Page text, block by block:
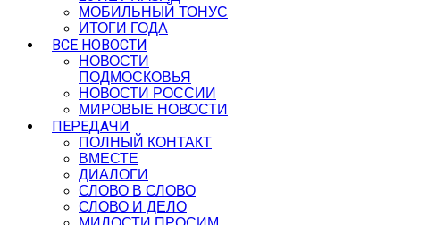
МОБИЛЬНЫЙ ТОНУС
ИТОГИ ГОДА
ВСЕ НОВОСТИ
НОВОСТИ
ПОДМОСКОВЬЯ
НОВОСТИ РОССИИ
МИРОВЫЕ НОВОСТИ
ПЕРЕДАЧИ
ПОЛНЫЙ КОНТАКТ
ВМЕСТЕ
ДИАЛОГИ
СЛОВО В СЛОВО
СЛОВО И ДЕЛО